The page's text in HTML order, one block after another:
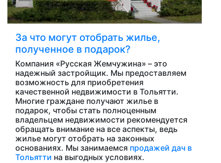
За что могут отобрать жилье,
полученное в подарок?
Компания «Русская Жемчужина» – это
надежный застройщик. Мы предоставляем
возможность для приобретения
качественной недвижимости в Тольятти.
Многие граждане получают жилье в
подарок, чтобы стать полноценным
владельцем недвижимости рекомендуется
обращать внимание на все аспекты, ведь
жилье могут отобрать на законных
основаниях. Мы занимаемся продажей дач в
Тольятти на выгодных условиях.